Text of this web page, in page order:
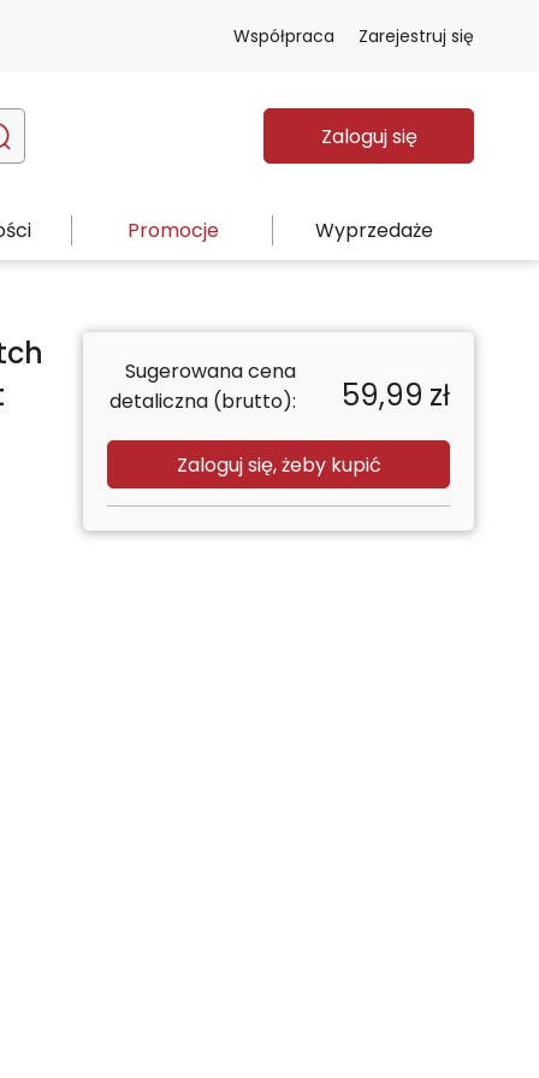
Współpraca Zarejestruj się
Zaloguj się
Promocje Wyprzedaże
Sugerowana cena
detaliczna (brutto):
59,99 zł
Zaloguj się, żeby kupić